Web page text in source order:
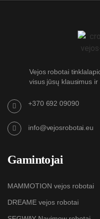
Vejos robotai
visus jūsų klausimus ir
+370 692 09090
info@vejosrobotai.eu
Gamintojai
MAMMOTION vejos robotai
DREAME vejos robotai